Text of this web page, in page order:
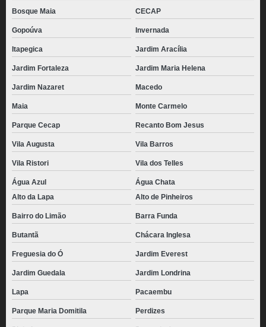
Bosque Maia CECAP
Gopoúva Invernada
Itapegica Jardim Aracília
Jardim Fortaleza Jardim Maria Helena
Jardim Nazaret Macedo
Maia Monte Carmelo
Parque Cecap Recanto Bom Jesus
Vila Augusta Vila Barros
Vila Ristori Vila dos Telles
Água Azul
Água Chata
Alto da Lapa
Alto de Pinheiros
Bairro do Limão Barra Funda
Butantã Chácara Inglesa
Freguesia do Ó Jardim Everest
Jardim Guedala Jardim Londrina
Lapa Pacaembu
Parque Maria Domitila Perdizes